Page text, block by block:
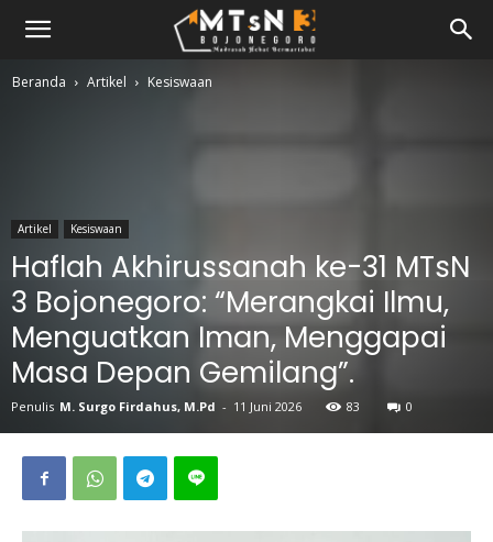
Beranda Artikel Kesiswaan
Artikel Kesiswaan
Haflah Akhirussanah ke-31 MTsN
3 Bojonegoro: “Merangkai Ilmu,
Menguatkan Iman, Menggapai
Masa Depan Gemilang”.
Penulis M. Surgo Firdahus, M.Pd - 11 Juni 2026 83 0